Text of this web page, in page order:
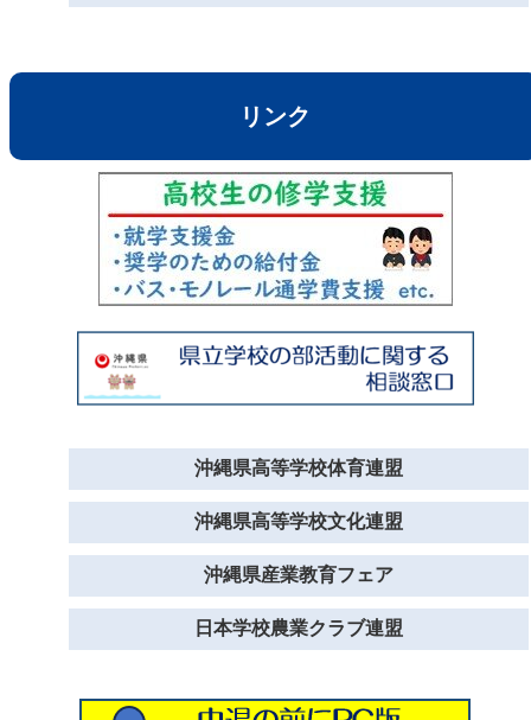
リンク
沖縄県高等学校体育連盟
沖縄県高等学校文化連盟
沖縄県産業教育フェア
日本学校農業クラブ連盟